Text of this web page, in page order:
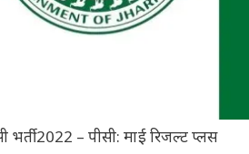
2022 – पीसी: माई रिजल्ट प्लस